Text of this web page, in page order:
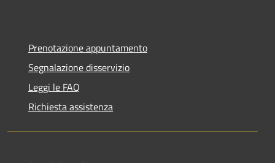
Prenotazione appuntamento
Segnalazione disservizio
Leggi le FAQ
Richiesta assistenza